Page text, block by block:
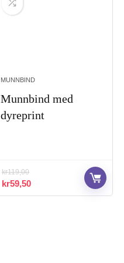
MUNNBIND
Munnbind med
dyreprint
kr119,00
Opprinnelig
pris
kr59,50Nåværende
pris